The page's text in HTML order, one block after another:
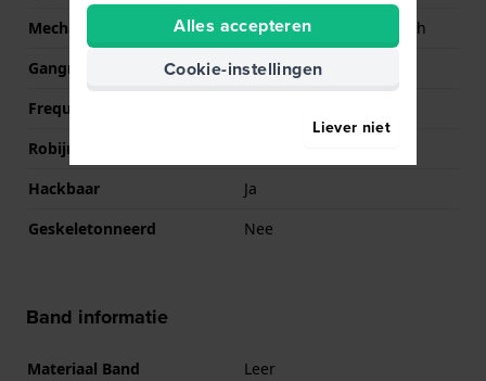
Mechanisme
Mechanisch automatisch
Gangreserve
40
Frequentie
Robijnen
Hackbaar
Ja
Geskeletonneerd
Nee
Band informatie
Materiaal Band
Leer
Alles accepteren
Cookie-instellingen
Liever niet